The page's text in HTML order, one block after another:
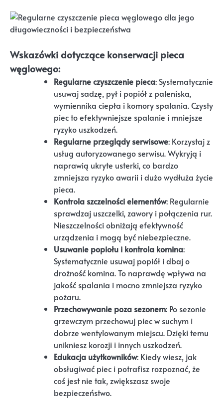
Wskazówki dotyczące konserwacji pieca
węglowego:
Regularne czyszczenie pieca: Systematycznie
usuwaj sadzę, pył i popiół z paleniska,
wymiennika ciepła i komory spalania. Czysty
piec to efektywniejsze spalanie i mniejsze
ryzyko uszkodzeń.
Regularne przeglądy serwisowe: Korzystaj z
usług autoryzowanego serwisu. Wykryją i
naprawią ukryte usterki, co bardzo
zmniejsza ryzyko awarii i dużo wydłuża życie
pieca.
Kontrola szczelności elementów: Regularnie
sprawdzaj uszczelki, zawory i połączenia rur.
Nieszczelności obniżają efektywność
urządzenia i mogą być niebezpieczne.
Usuwanie popiołu i kontrola komina:
Systematycznie usuwaj popiół i dbaj o
drożność komina. To naprawdę wpływa na
jakość spalania i mocno zmniejsza ryzyko
pożaru.
Przechowywanie poza sezonem: Po sezonie
grzewczym przechowuj piec w suchym i
dobrze wentylowanym miejscu. Dzięki temu
unikniesz korozji i innych uszkodzeń.
Edukacja użytkowników: Kiedy wiesz, jak
obsługiwać piec i potrafisz rozpoznać, że
coś jest nie tak, zwiększasz swoje
bezpieczeństwo.